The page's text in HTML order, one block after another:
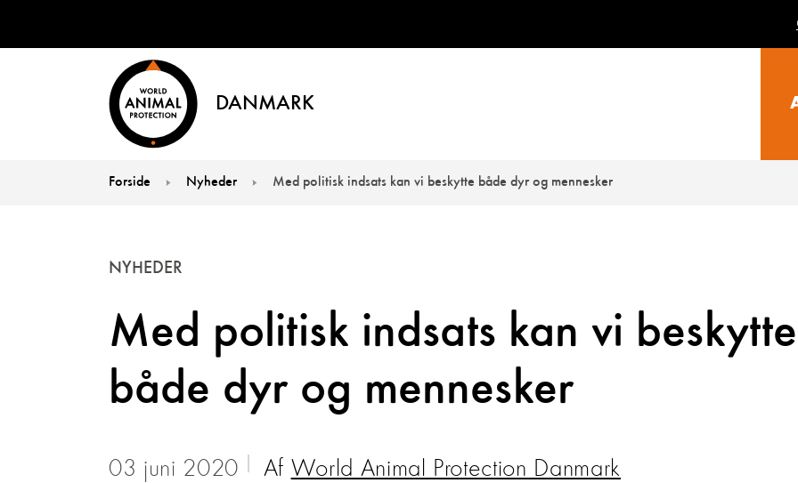
DANMARK
Forside Nyheder Med politisk indsats kan vi beskytte både dyr og mennesker
Med politisk indsats kan vi beskytte
både dyr og mennesker
NYHEDER
03 juni 2020 Af World Animal Protection Danmark